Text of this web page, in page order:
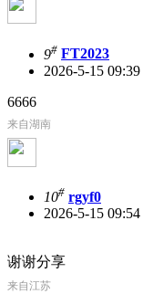
9# FT2023
2026-5-15 09:39
6666
来自湖南
10# rgyf0
2026-5-15 09:54
谢谢分享
来自江苏